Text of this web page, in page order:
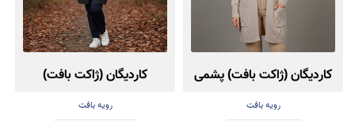
کاردیگان (ژاکت بافت) پشمی
رویه بافت
کاردیگان (ژاکت بافت)
کش‌باف پشمی
رویه بافت